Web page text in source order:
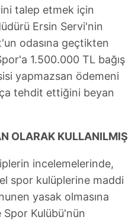
talep etmek için
Ersin Servi'nin
odasına geçtikten
1.500.000 TL bağış
yapmazsan ödemeni
tehdit ettiğini beyan
OLARAK KULLANILMIŞ
incelemelerinde,
spor kulüplerine maddi
yasak olmasına
Kulübü'nün